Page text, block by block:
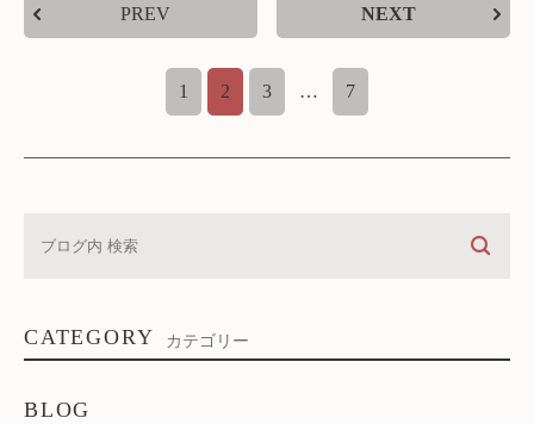
PREV
1 2 3 … 7
NEXT
CATEGORY カテゴリー
BLOG